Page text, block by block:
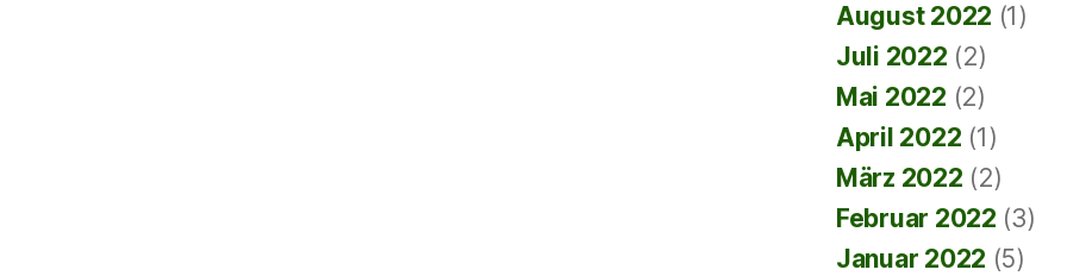
August 2022 (1)
Juli 2022 (2)
Mai 2022 (2)
April 2022 (1)
März 2022 (2)
Februar 2022 (3)
Januar 2022 (5)